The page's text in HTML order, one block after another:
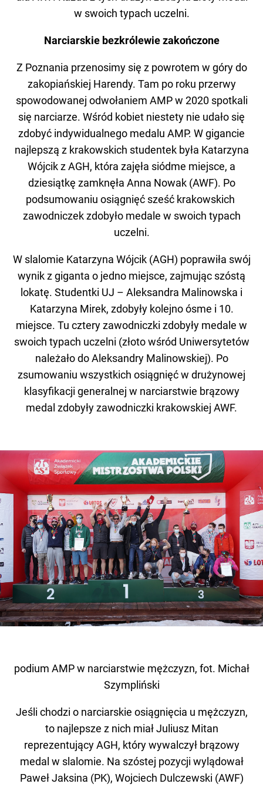
w swoich typach uczelni.
Narciarskie bezkrólewie zakończone
Z Poznania przenosimy się z powrotem w góry do
zakopiańskiej Harendy. Tam po roku przerwy
spowodowanej odwołaniem AMP w 2020 spotkali
się narciarze. Wśród kobiet niestety nie udało się
zdobyć indywidualnego medalu AMP. W gigancie
najlepszą z krakowskich studentek była Katarzyna
Wójcik z AGH, która zajęła siódme miejsce, a
dziesiątkę zamknęła Anna Nowak (AWF). Po
podsumowaniu osiągnięć sześć krakowskich
zawodniczek zdobyło medale w swoich typach
uczelni.
W slalomie Katarzyna Wójcik (AGH) poprawiła swój
wynik z giganta o jedno miejsce, zajmując szóstą
lokatę. Studentki UJ – Aleksandra Malinowska i
Katarzyna Mirek, zdobyły kolejno ósme i 10.
miejsce. Tu cztery zawodniczki zdobyły medale w
swoich typach uczelni (złoto wśród Uniwersytetów
należało do Aleksandry Malinowskiej). Po
zsumowaniu wszystkich osiągnięć w drużynowej
klasyfikacji generalnej w narciarstwie brązowy
medal zdobyły zawodniczki krakowskiej AWF.
podium AMP w narciarstwie mężczyzn, fot. Michał
Szympliński
Jeśli chodzi o narciarskie osiągnięcia u mężczyzn,
to najlepsze z nich miał Juliusz Mitan
reprezentujący AGH, który wywalczył brązowy
medal w slalomie. Na szóstej pozycji wylądował
Paweł Jaksina (PK), Wojciech Dulczewski (AWF)